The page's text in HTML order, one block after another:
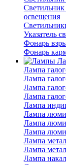
Светильник
освещения
Указатель
Фонарь
Фонарь
Лампа
Лампа
Лампа
Лампа
Лампа
Лампа
Лампа
Лампа
Лампа
Лампа
Лампа